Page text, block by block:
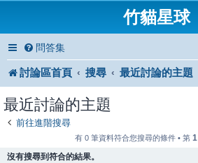
竹貓星球
問答集
討論區首頁 搜尋 最近討論的主題
最近討論的主題
前往進階搜尋
有 0 筆資料符合您搜尋的條件 • 第 1
沒有搜尋到符合的結果。